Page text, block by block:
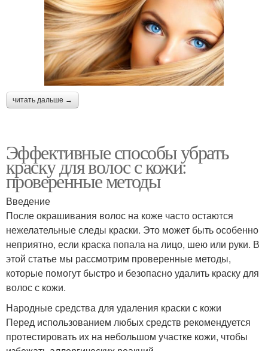
читать дальше →
Эффективные способы убрать
краску для волос с кожи:
проверенные методы
Введение
После окрашивания волос на коже часто остаются
нежелательные следы краски. Это может быть особенно
неприятно, если краска попала на лицо, шею или руки. В
этой статье мы рассмотрим проверенные методы,
которые помогут быстро и безопасно удалить краску для
волос с кожи.
Народные средства для удаления краски с кожи
Перед использованием любых средств рекомендуется
протестировать их на небольшом участке кожи, чтобы